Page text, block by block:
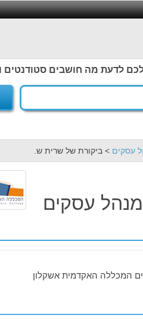
לדעת מה חושבים סטודנטים
עסקים > ביקורת של שרית ש.
עסקים
המכללה האקדמית אשקלון